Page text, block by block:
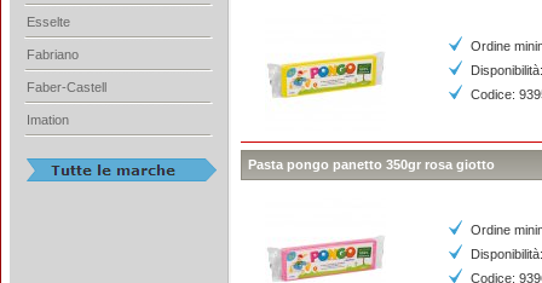
Ordine
Codice:
Pasta pongo panetto 350gr rosa giotto
Ordine
Codice:
Esselte
Fabriano
Faber-Castell
Imation